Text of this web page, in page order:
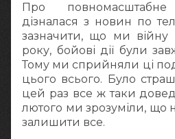
Про
дізналася з новин по
зазначити, що ми
року, бойові дії були
Тому ми сприйняли ці
цього всього. Було
цей раз все ж таки
лютого ми зрозуміли, що
залишити все.